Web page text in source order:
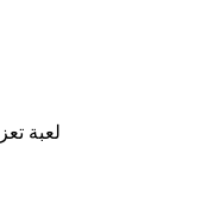
لعبة